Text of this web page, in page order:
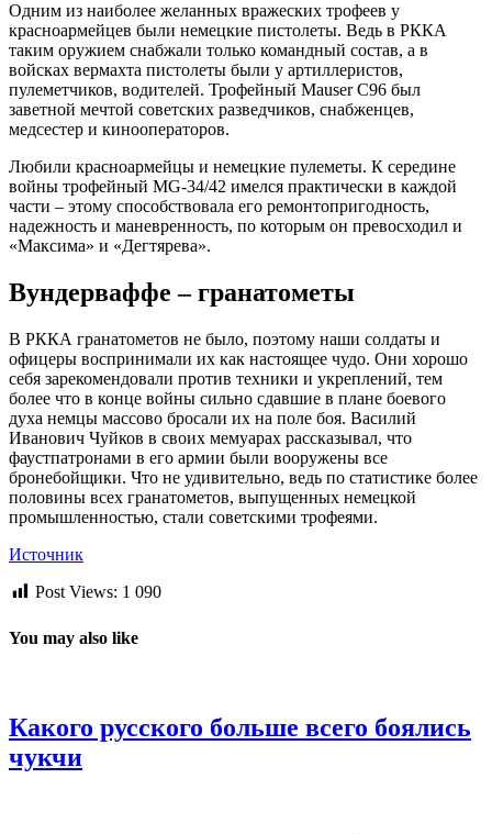
Одним из наиболее желанных вражеских трофеев у
красноармейцев были немецкие пистолеты. Ведь в РККА
таким оружием снабжали только командный состав, а в
войсках вермахта пистолеты были у артиллеристов,
пулеметчиков, водителей. Трофейный Mauser C96 был
заветной мечтой советских разведчиков, снабженцев,
медсестер и кинооператоров.
Любили красноармейцы и немецкие пулеметы. К середине
войны трофейный МG-34/42 имелся практически в каждой
части – этому способствовала его ремонтопригодность,
надежность и маневренность, по которым он превосходил и
«Максима» и «Дегтярева».
Вундерваффе – гранатометы
В РККА гранатометов не было, поэтому наши солдаты и
офицеры воспринимали их как настоящее чудо. Они хорошо
себя зарекомендовали против техники и укреплений, тем
более что в конце войны сильно сдавшие в плане боевого
духа немцы массово бросали их на поле боя. Василий
Иванович Чуйков в своих мемуарах рассказывал, что
фаустпатронами в его армии были вооружены все
бронебойщики. Что не удивительно, ведь по статистике более
половины всех гранатометов, выпущенных немецкой
промышленностью, стали советскими трофеями.
Источник
Post Views: 1 090
You may also like
Какого русского больше всего боялись
чукчи